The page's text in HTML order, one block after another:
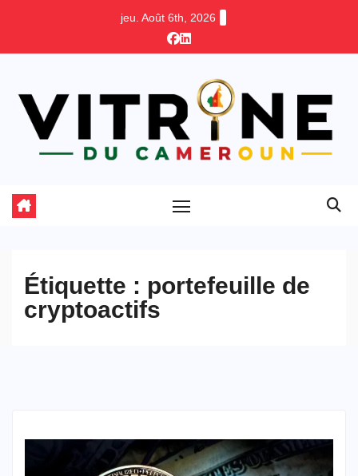
jeu. Août 6th, 2026
Étiquette : portefeuille de
cryptoactifs